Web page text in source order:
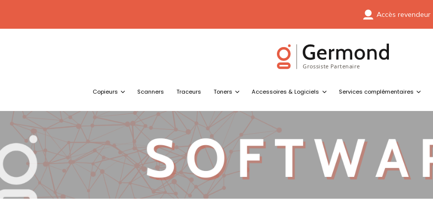
Accès revendeur
Copieurs Scanners Traceurs Toners Accessoires & Logiciels Services complémentaires